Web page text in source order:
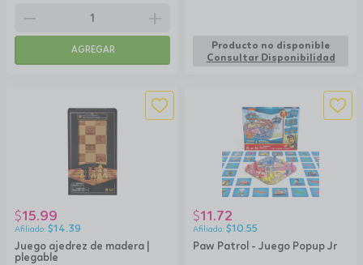
remove add
AGREGAR
Producto no disponible
Consultar Disponibilidad
Juego ajedrez de madera |
plegable
$15.99
$14.39
Paw Patrol - Juego Popup Jr
$11.72
$10.55